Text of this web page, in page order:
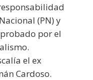
(PN) y
por el
el ex
Cardoso.